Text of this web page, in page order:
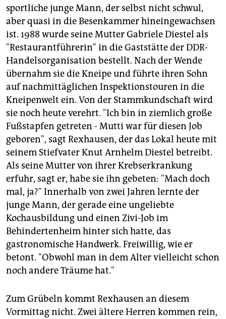
sportliche junge Mann, der selbst nicht schwul,
aber quasi in die Besenkammer hineingewachsen
ist. 1988 wurde seine Mutter Gabriele Diestel als
"Restaurantführerin" in die Gaststätte der DDR-
Handelsorganisation bestellt. Nach der Wende
übernahm sie die Kneipe und führte ihren Sohn
auf nachmittäglichen Inspektionstouren in die
Kneipenwelt ein. Von der Stammkundschaft wird
sie noch heute verehrt. "Ich bin in ziemlich große
Fußstapfen getreten - Mutti war für diesen Job
geboren", sagt Rexhausen, der das Lokal heute mit
seinem Stiefvater Knut Arnhelm Diestel betreibt.
Als seine Mutter von ihrer Krebserkrankung
erfuhr, sagt er, habe sie ihn gebeten: "Mach doch
mal, ja?" Innerhalb von zwei Jahren lernte der
junge Mann, der gerade eine ungeliebte
Kochausbildung und einen Zivi-Job im
Behindertenheim hinter sich hatte, das
gastronomische Handwerk. Freiwillig, wie er
betont. "Obwohl man in dem Alter vielleicht schon
noch andere Träume hat."
Zum Grübeln kommt Rexhausen an diesem
Vormittag nicht. Zwei ältere Herren kommen rein,